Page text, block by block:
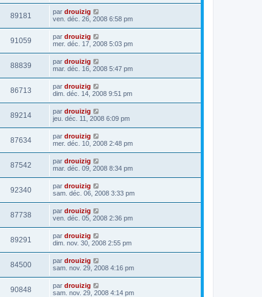
89181 par drouizig
ven. déc. 26, 2008 6:58 pm
91059 par drouizig
mer. déc. 17, 2008 5:03 pm
88839 par drouizig
mar. déc. 16, 2008 5:47 pm
86713 par drouizig
dim. déc. 14, 2008 9:51 pm
89214 par drouizig
jeu. déc. 11, 2008 6:09 pm
87634 par drouizig
mer. déc. 10, 2008 2:48 pm
87542 par drouizig
mar. déc. 09, 2008 8:34 pm
92340 par drouizig
sam. déc. 06, 2008 3:33 pm
87738 par drouizig
ven. déc. 05, 2008 2:36 pm
89291 par drouizig
dim. nov. 30, 2008 2:55 pm
84500 par drouizig
sam. nov. 29, 2008 4:16 pm
90848 par drouizig
sam. nov. 29, 2008 4:14 pm